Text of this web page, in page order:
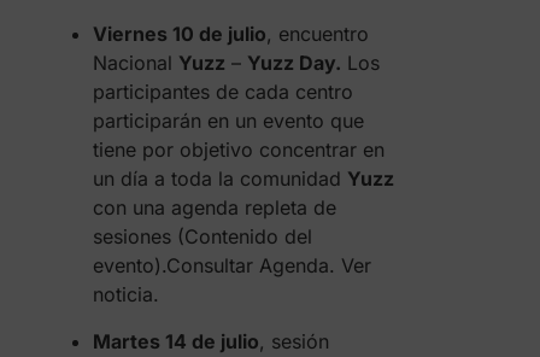
Viernes 10 de julio, encuentro
Nacional Yuzz – Yuzz Day. Los
participantes de cada centro
participarán en un evento que
tiene por objetivo concentrar en
un día a toda la comunidad Yuzz
con una agenda repleta de
sesiones (Contenido del
evento).Consultar Agenda. Ver
noticia.
Martes 14 de julio, sesión